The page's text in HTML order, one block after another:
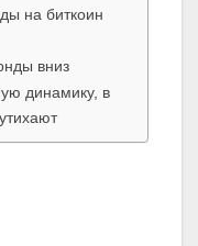
на биткоин
вниз
динамику, в